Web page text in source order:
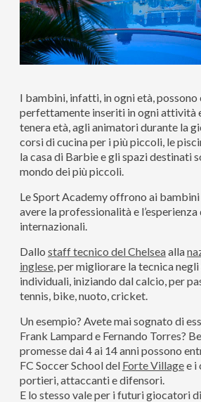
I bambini, infatti, in ogni età, possono
perfettamente inseriti in ogni attività
tenera età, agli animatori durante la
corsi di cucina per i più piccoli, le
la casa di Barbie e gli spazi destinati
mondo dei più piccoli.
Le Sport Academy offrono ai
avere la professionalità e
internazionali.
Dallo staff tecnico del Chelseaalla
inglese, per migliorare la tecnica
individuali, iniziando dal calcio, per
tennis, bike, nuoto, cricket.
Un esempio? Avete mai sognato di
Frank Lampard e Fernando Torres?
promesse dai 4 ai 14 anni possono
FC Soccer School del Forte Villagee i
portieri, attaccanti e difensori.
E lo stesso vale per i futuri giocatori